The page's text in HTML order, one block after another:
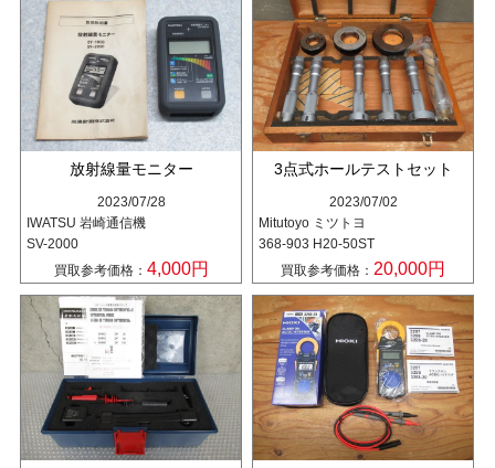
放射線量モニター
2023/07/28
IWATSU 岩崎通信機
SV-2000
買取参考価格： 4,000円
3点式ホールテストセット
2023/07/02
Mitutoyo ミツトヨ
368-903 H20-50ST
買取参考価格： 20,000円